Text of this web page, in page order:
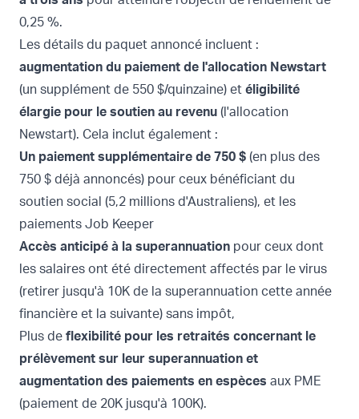
0,25 %.
Les détails du paquet annoncé incluent :
augmentation du paiement de l'allocation Newstart
(un supplément de 550 $/quinzaine) et éligibilité
élargie pour le soutien au revenu (l'allocation
Newstart). Cela inclut également :
Un paiement supplémentaire de 750 $ (en plus des
750 $ déjà annoncés) pour ceux bénéficiant du
soutien social (5,2 millions d'Australiens), et les
paiements Job Keeper
Accès anticipé à la superannuation pour ceux dont
les salaires ont été directement affectés par le virus
(retirer jusqu'à 10K de la superannuation cette année
financière et la suivante) sans impôt,
Plus de flexibilité pour les retraités concernant le
prélèvement sur leur superannuation et
augmentation des paiements en espèces aux PME
(paiement de 20K jusqu'à 100K).